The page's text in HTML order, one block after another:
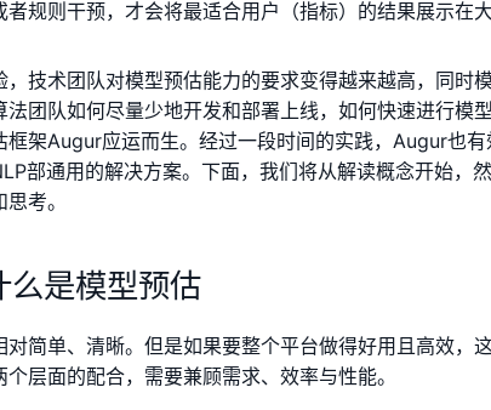
规则干预，才会将最适合用户（指标）的结果展示在大
，技术团队对模型预估能力的要求变得越来越高，同时
团队如何尽量少地开发和部署上线，如何快速进行模
框架Augur应运而生。经过一段时间的实践，Augur也
部通用的解决方案。下面，我们将从解读概念开始，
考。
么是模型预估
简单、清晰。但是如果要整个平台做得好用且高效，
层面的配合，需要兼顾需求、效率与性能。